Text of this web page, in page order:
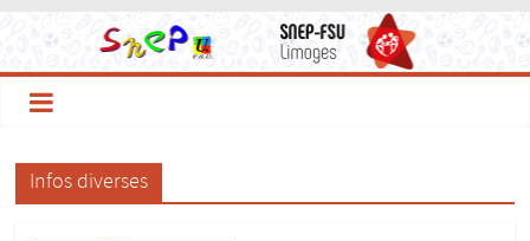
contenu
Le
Site
du
Infos diverses